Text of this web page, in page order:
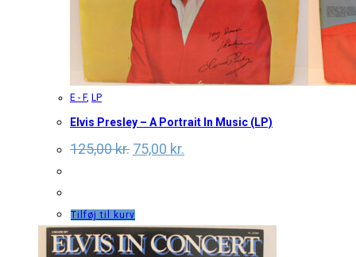
E - F, LP
Elvis Presley – A Portrait In Music (LP)
125,00kr. Original
price
75,00 kr.
price
Tilføj til kurv